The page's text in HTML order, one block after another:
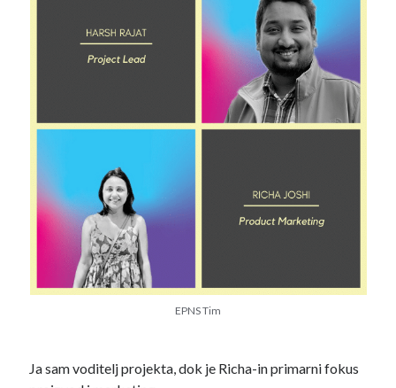
EPNS Tim
Ja sam voditelj projekta, dok je Richa-in primarni fokus